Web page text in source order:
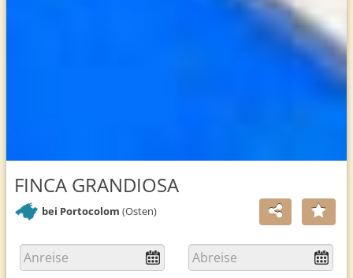
FINCA GRANDIOSA
bei Portocolom (Osten)